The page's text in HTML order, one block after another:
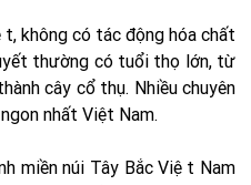
không có tác động hóa chất
thường có tuổi thọ lớn, từ
cây cổ thụ. Nhiều chuyên
nhất Việt Nam.
miền núi Tây Bắc Việt Nam